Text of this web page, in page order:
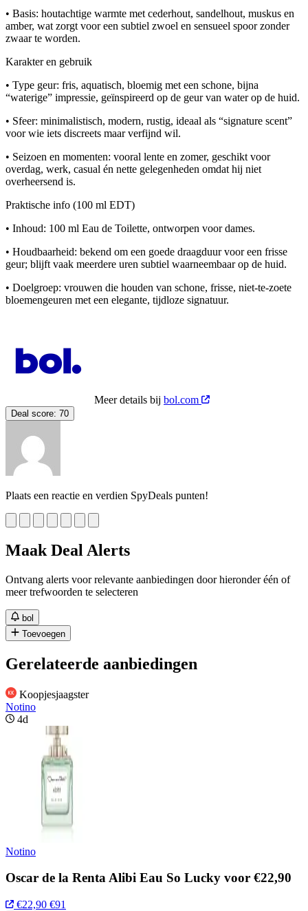
• Basis: houtachtige warmte met cederhout, sandelhout, muskus en
amber, wat zorgt voor een subtiel zwoel en sensueel spoor zonder
zwaar te worden.
Karakter en gebruik
• Type geur: fris, aquatisch, bloemig met een schone, bijna
“waterige” impressie, geïnspireerd op de geur van water op de huid.
• Sfeer: minimalistisch, modern, rustig, ideaal als “signature scent”
voor wie iets discreets maar verfijnd wil.
• Seizoen en momenten: vooral lente en zomer, geschikt voor
overdag, werk, casual én nette gelegenheden omdat hij niet
overheersend is.
Praktische info (100 ml EDT)
• Inhoud: 100 ml Eau de Toilette, ontworpen voor dames.
• Houdbaarheid: bekend om een goede draagduur voor een frisse
geur; blijft vaak meerdere uren subtiel waarneembaar op de huid.
• Doelgroep: vrouwen die houden van schone, frisse, niet‑te‑zoete
bloemengeuren met een elegante, tijdloze signatuur.
Meer details bij bol.com
Deal score: 70
Plaats een reactie en verdien SpyDeals punten!
Maak Deal Alerts
Ontvang alerts voor relevante aanbiedingen door hieronder één of
meer trefwoorden te selecteren
bol
Toevoegen
Gerelateerde aanbiedingen
Koopjesjaagster
Notino
4d
Notino
Oscar de la Renta Alibi Eau So Lucky voor €22,90
€22,90 €91